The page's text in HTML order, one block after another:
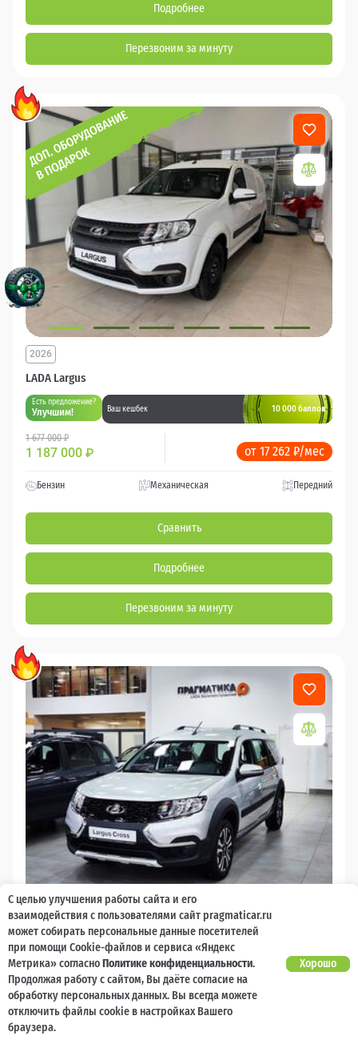
Подробнее
Перезвоним за минуту
LADA Largus
2026
Есть предложение?
Улучшим! Ваш кешбек 10 000 баллов
1 677 000 ₽
1 187 000 ₽ от 17 262 ₽/мес
Бензин Механическая Передний
Сравнить
Подробнее
Перезвоним за минуту
LADA Largus
2026
Есть предложение?
Улучшим! Ваш кешбек 10 000 баллов
2 017 000 ₽
1 477 600₽
С целью улучшения работы сайта и его
взаимодействия с пользователями сайт pragmaticar.ru
может собирать персональные данные посетителей
при помощи Cookie-файлов и сервиса «Яндекс
Метрика» согласноПолитике конфиденциальности.
Продолжая работу с сайтом, Вы даёте согласие на
обработку персональных данных. Вы всегда можете
отключить файлы cookie в настройках Вашего
браузера.
Хорошо